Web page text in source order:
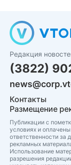
Редакция
(3822)
Контакты
Размещение
Публикации с
условиях и
ответственности
рекламных
Использование
разрешения